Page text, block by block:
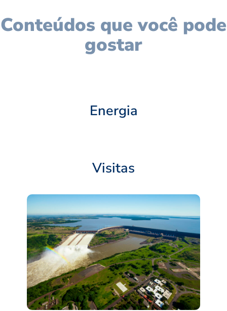
Conteúdos que você pode
gostar
Energia
Visitas